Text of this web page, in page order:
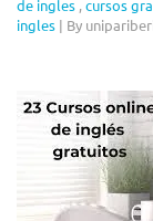
de ingles ,cursos
ingles | By